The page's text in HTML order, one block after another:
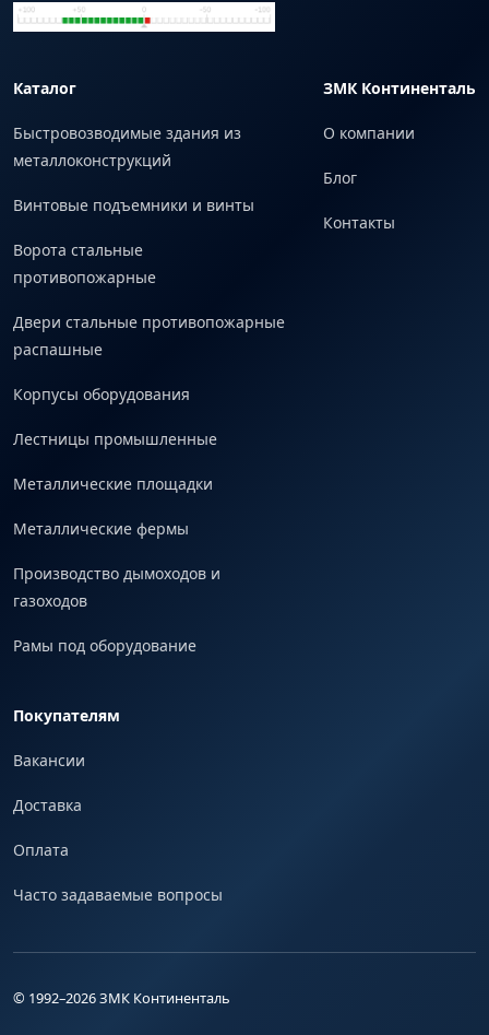
Каталог
Быстровозводимые здания из
металлоконструкций
Винтовые подъемники и винты
Ворота стальные
противопожарные
Двери стальные противопожарные
распашные
Корпусы оборудования
Лестницы промышленные
Металлические площадки
Металлические фермы
Производство дымоходов и
газоходов
Рамы под оборудование
ЗМК Континенталь
О компании
Блог
Контакты
Покупателям
Вакансии
Доставка
Оплата
Часто задаваемые вопросы
© 1992–2026ЗМК Континенталь